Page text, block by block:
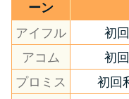
ーン
アイフル
初
アコム
初
プロミス
初回